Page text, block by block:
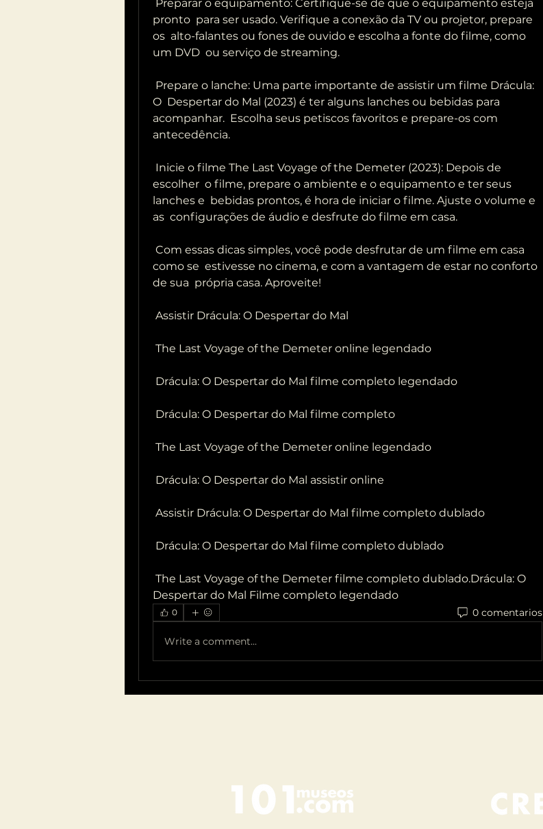
pronto  para ser usado. Verifique a conexão da TV ou projetor, prepare
os  alto-falantes ou fones de ouvido e escolha a fonte do filme, como
um DVD  ou serviço de streaming.
O  Despertar do Mal (2023) é ter alguns lanches ou bebidas para
acompanhar.  Escolha seus petiscos favoritos e prepare-os com
antecedência.
escolher  o filme, prepare o ambiente e o equipamento e ter seus
lanches e  bebidas prontos, é hora de iniciar o filme. Ajuste o volume e
as  configurações de áudio e desfrute do filme em casa.
como se  estivesse no cinema, e com a vantagem de estar no conforto
de sua  própria casa. Aproveite!
Assistir Drácula: O Despertar do Mal
The Last Voyage of the Demeter online legendado
Drácula: O Despertar do Mal filme completo legendado
Drácula: O Despertar do Mal filme completo
The Last Voyage of the Demeter online legendado
Drácula: O Despertar do Mal assistir online
Assistir Drácula: O Despertar do Mal filme completo dublado
Drácula: O Despertar do Mal filme completo dublado
Despertar do Mal Filme completo legendado
0 0 comentarios
Write a comment...